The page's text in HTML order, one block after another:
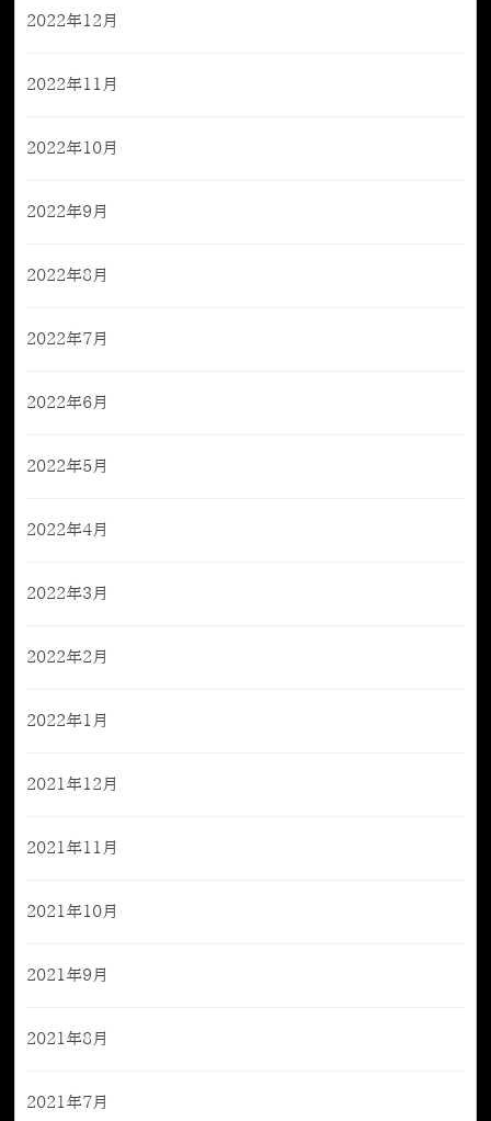
2022年12月
2022年11月
2022年10月
2022年9月
2022年8月
2022年7月
2022年6月
2022年5月
2022年4月
2022年3月
2022年2月
2022年1月
2021年12月
2021年11月
2021年10月
2021年9月
2021年8月
2021年7月